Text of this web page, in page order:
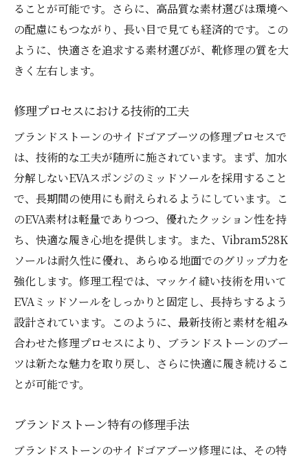
ることが可能です。さらに、高品質な素材選びは環境へ
の配慮にもつながり、長い目で見ても経済的です。この
ように、快適さを追求する素材選びが、靴修理の質を大
きく左右します。
修理プロセスにおける技術的工夫
ブランドストーンのサイドゴアブーツの修理プロセスで
は、技術的な工夫が随所に施されています。まず、加水
分解しないEVAスポンジのミッドソールを採用すること
で、長期間の使用にも耐えられるようにしています。こ
のEVA素材は軽量でありつつ、優れたクッション性を持
ち、快適な履き心地を提供します。また、Vibram528K
ソールは耐久性に優れ、あらゆる地面でのグリップ力を
強化します。修理工程では、マッケイ縫い技術を用いて
EVAミッドソールをしっかりと固定し、長持ちするよう
設計されています。このように、最新技術と素材を組み
合わせた修理プロセスにより、ブランドストーンのブー
ツは新たな魅力を取り戻し、さらに快適に履き続けるこ
とが可能です。
ブランドストーン特有の修理手法
ブランドストーンのサイドゴアブーツ修理には、その特